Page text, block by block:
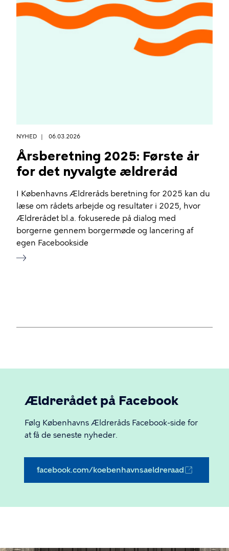
NYHED 06.03.2026
Årsberetning 2025: Første år
for det nyvalgte ældreråd
I Københavns Ældreråds beretning for 2025 kan du
læse om rådets arbejde og resultater i 2025, hvor
Ældrerådet bl.a. fokuserede på dialog med
borgerne gennem borgermøde og lancering af
egen Facebookside
Ældrerådet på Facebook
Følg Københavns Ældreråds Facebook-side for
at få de seneste nyheder.
facebook.com/koebenhavnsaeldreraad